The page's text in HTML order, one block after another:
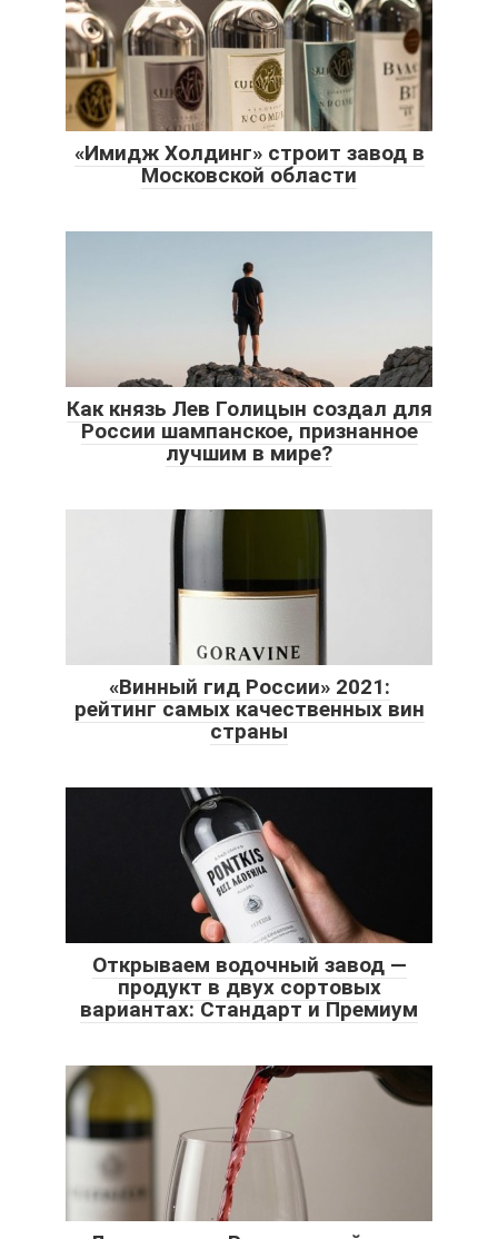
«Имидж Холдинг» строит завод в
Московской области
Как князь Лев Голицын создал для
России шампанское, признанное
лучшим в мире?
«Винный гид России» 2021:
рейтинг самых качественных вин
страны
Открываем водочный завод —
продукт в двух сортовых
вариантах: Стандарт и Премиум